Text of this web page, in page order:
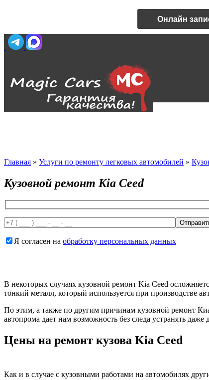
Онлайн
Главная » Услуги по ремонту легковых автомобилей »
Кузовной ремонт Kia Ceed
Я согласен на обработку персональных данных
В некоторых случаях кузовной ремонт Kia Ceed
тонкий металл, который используется при производстве
По этим, а также по другим причинам кузовной ремонт
автопрома дает нам возможность без следа устранять
Цены на ремонт кузова Kia Ceed
Как и в случае с кузовными работами на автомобилях